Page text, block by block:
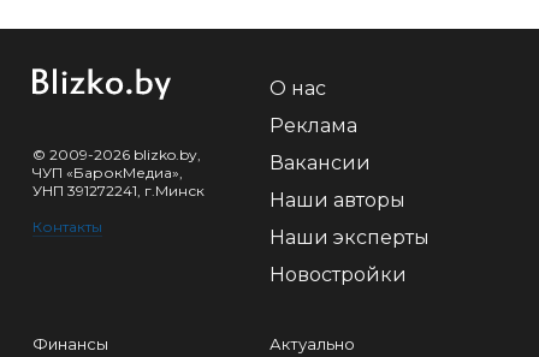
© 2009-2026 blizko.by,
ЧУП «БарокМедиа»,
УНП 391272241, г.Минск
Контакты
О нас
Реклама
Вакансии
Наши авторы
Наши эксперты
Новостройки
Финансы
Актуально